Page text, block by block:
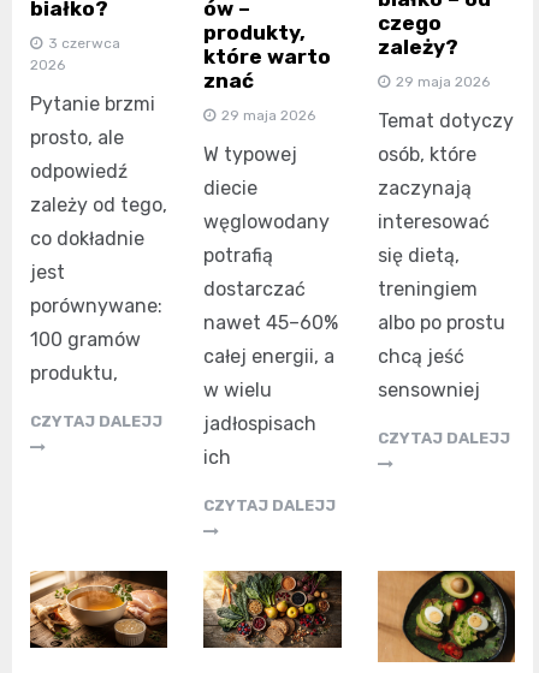
białko?
3 czerwca
2026
Pytanie brzmi
prosto, ale
odpowiedź
zależy od tego,
co dokładnie
jest
porównywane:
100 gramów
produktu,
CZYTAJ DALEJJ
ów –
produkty,
które warto
znać
29 maja 2026
W typowej
diecie
węglowodany
potrafią
dostarczać
nawet 45–60%
całej energii, a
w wielu
jadłospisach
ich
CZYTAJ DALEJJ
czego
zależy?
29 maja 2026
Temat dotyczy
osób, które
zaczynają
interesować
się dietą,
treningiem
albo po prostu
chcą jeść
sensowniej
CZYTAJ DALEJJ